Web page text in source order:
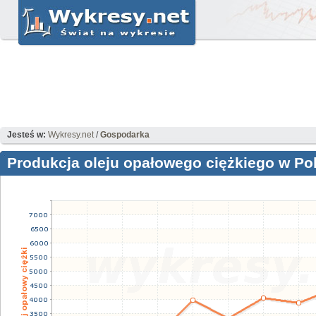
Jesteś w: Wykresy.net/Gospodarka
Produkcja oleju opałowego ciężkiego w